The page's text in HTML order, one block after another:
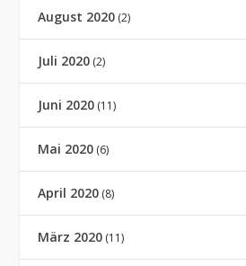
August 2020 (2)
Juli 2020 (2)
Juni 2020 (11)
Mai 2020 (6)
April 2020 (8)
März 2020 (11)